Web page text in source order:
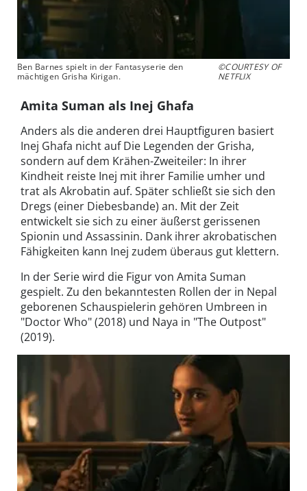
Ben Barnes spielt in der Fantasyserie den
mächtigen Grisha Kirigan.
©COURTESY OF
NETFLIX
Amita Suman als Inej Ghafa
Anders als die anderen drei Hauptfiguren basiert
Inej Ghafa nicht auf Die Legenden der Grisha,
sondern auf dem Krähen-Zweiteiler: In ihrer
Kindheit reiste Inej mit ihrer Familie umher und
trat als Akrobatin auf. Später schließt sie sich den
Dregs (einer Diebesbande) an. Mit der Zeit
entwickelt sie sich zu einer äußerst gerissenen
Spionin und Assassinin. Dank ihrer akrobatischen
Fähigkeiten kann Inej zudem überaus gut klettern.
In der Serie wird die Figur von Amita Suman
gespielt. Zu den bekanntesten Rollen der in Nepal
geborenen Schauspielerin gehören Umbreen in
"Doctor Who" (2018) und Naya in "The Outpost"
(2019).